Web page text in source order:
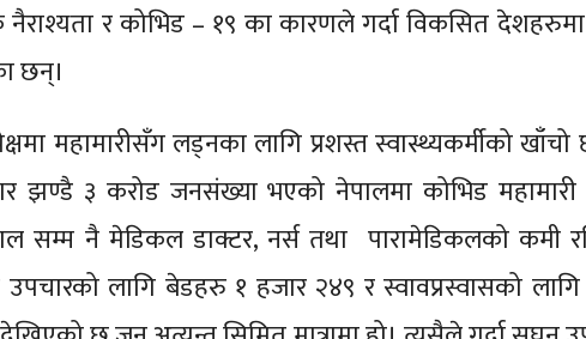
नैराश्यता र कोभिड – १९ का कारणले गर्दा विकसित
छन्।
महामारीसँग लड्नका लागि प्रशस्त स्वास्थ्यकर्मीको
झण्डै ३ करोड जनसंख्या भएको नेपालमा कोभिड
सम्म नै मेडिकल डाक्टर, नर्स तथा पारामेडिकलको कमी
लागि बेडहरु १ हजार २४९ र स्वावप्रस्वासको